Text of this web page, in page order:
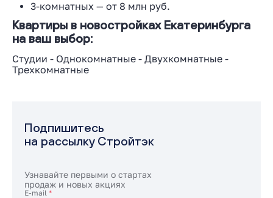
3-комнатных — от 8 млн руб.
Квартиры в новостройках Екатеринбурга
на ваш выбор:
Студии - Однокомнатные - Двухкомнатные -
Трехкомнатные
Подпишитесь
на рассылку Стройтэк
Узнавайте первыми о стартах
продаж и новых акциях
E-mail *